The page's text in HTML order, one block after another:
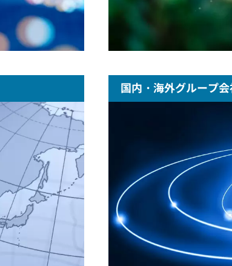
国内・海外グループ会